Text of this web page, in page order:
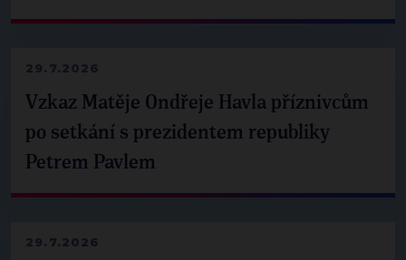
29.7.2026
Vzkaz Matěje Ondřeje Havla příznivcům
po setkání s prezidentem republiky
Petrem Pavlem
29.7.2026